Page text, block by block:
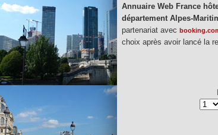
Annuaire Web France
département Alpes-
partenariat avec
choix après avoir lancé la